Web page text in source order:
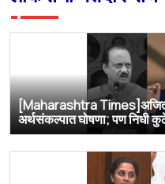
[Maharashtra
अर्थसंकल्पात घोषणा; पण निधी